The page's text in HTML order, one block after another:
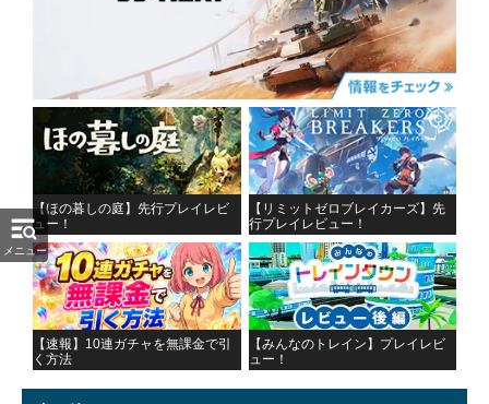
【ほの暮しの庭】先行プレイレビ
ュー！
【リミットゼロブレイカーズ】先
行プレイレビュー！
【速報】10連ガチャを無課金で引
く方法
【みんなのトレイン】プレイレビ
ュー！
メニュー